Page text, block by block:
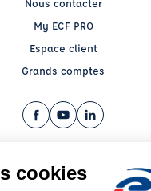
Nous contacter
My ECF PRO
Espace client
Grands comptes
Facebook (nouvelle
YouTubeLinkedIn